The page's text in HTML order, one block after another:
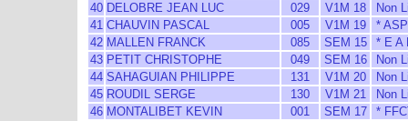
40 DELOBRE JEAN LUC 029 V1M 18
Non
41 CHAUVIN PASCAL 005 V1M 19
*
42 MALLEN FRANCK 085 SEM 15
* E A
43 PETIT CHRISTOPHE 049 SEM 16
Non
44 SAHAGUIAN PHILIPPE 131 V1M 20
Non
45 ROUDIL SERGE 130 V1M 21
Non
46 MONTALIBET KEVIN 001 SEM 17
*